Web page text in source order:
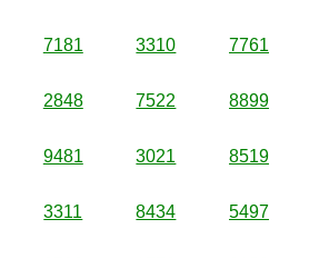
7181 3310 7761
2848 7522 8899
9481 3021 8519
3311 8434 5497